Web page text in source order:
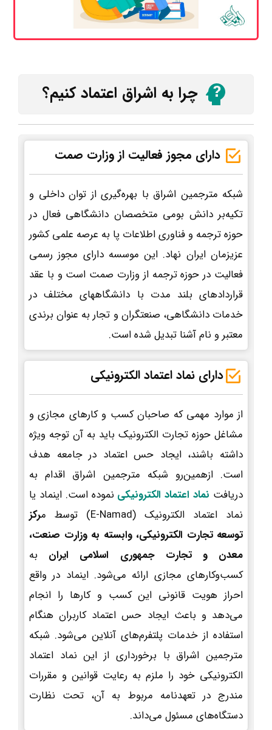
چرا به اشراق اعتماد کنیم؟
دارای مجوز فعالیت از وزارت صمت
شبکه مترجمین اشراق با بهره‌گیری از توان داخلی و
تکیه‌بر دانش بومی متخصصان دانشگاهی فعال در
حوزه ترجمه و فناوری اطلاعات پا به عرصه علمی کشور
عزیزمان ایران نهاد. این موسسه دارای مجوز رسمی
فعالیت در حوزه ترجمه از وزارت صمت است و با عقد
قراردادهای بلند مدت با دانشگاههای مختلف در
خدمات دانشگاهی، صنعتگران و تجار به عنوان برندی
معتبر و نام آشنا تبدیل شده است.
دارای نماد اعتماد الکترونیکی
از موارد مهمی که صاحبان کسب و کارهای مجازی و
مشاغل حوزه تجارت الکترونیک باید به آن توجه ویژه
داشته باشند، ایجاد حس اعتماد در جامعه هدف
است. ازهمین‌رو شبکه مترجمین اشراق اقدام به
دریافت نماد اعتماد الکترونیکی نموده است. اینماد یا
نماد اعتماد الکترونیک (E-Namad) توسط م
رکز
توسعه تجارت الکترونیکی، وابسته به وزارت صنعت،
معدن و تجارت جمهوری اسلامی ایران به
کسب‌وکارهای مجازی ارائه می‌شود. اینماد در واقع
احراز هویت قانونی این کسب و کارها را انجام
می‌دهد و باعث ایجاد حس اعتماد کاربران هنگام
استفاده از خدمات پلتفرم‌های آنلاین می‌شود. شبکه
مترجمین اشراق با برخورداری از این نماد اعتماد
الکترونیکی خود را ملزم به رعایت قوانین و مقررات
مندرج در تعهدنامه مربوط به آن، تحت نظارت
دستگاه‌های مسئول می‌داند.